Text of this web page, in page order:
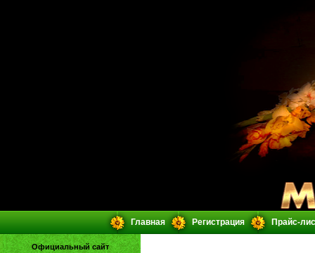
Главная Регистрация Прайс-
Официальный сайт